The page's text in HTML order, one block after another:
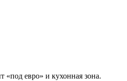
«под евро» и кухонная зона.